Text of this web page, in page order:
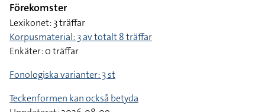
Förekomster
Lexikonet: 3 träffar
Korpusmaterial: 3 av totalt 8 träffar
Enkäter: 0 träffar
Fonologiska varianter: 3 st
Teckenformen kan också betyda